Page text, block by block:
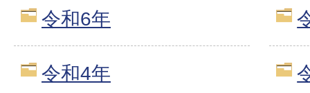
令和6年
令和4年